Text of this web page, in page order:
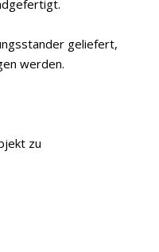
geliefert,
werden.
zu